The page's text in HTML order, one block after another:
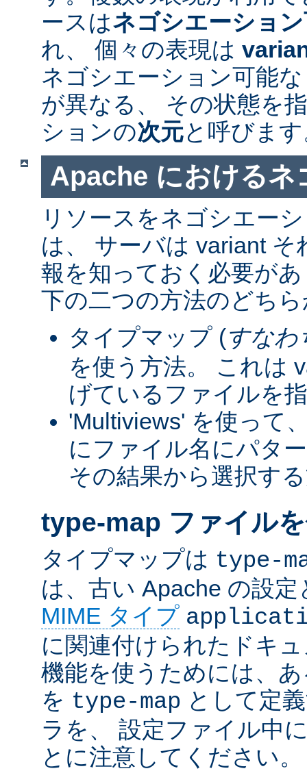
ースはネゴシエーショ
れ、 個々の表現は
ネゴシエーション可能
が異なる、 その状態を
ションの次元と呼びま
Apache におけるネ
リソースをネゴシエー
は、 サーバは variant
報を知っておく必要が
下の二つの方法のどち
タイプマップ (すなわ
を使う方法。 これは
げているファイルを
'Multiviews' を使って
にファイル名にパタ
その結果から選択す
type-map ファイル
タイプマップは type-
は、古い Apache の設
MIME タイプ
に関連付けられたドキ
機能を使うためには、
を type-map として定
ラを、 設定ファイル中
とに注意してください